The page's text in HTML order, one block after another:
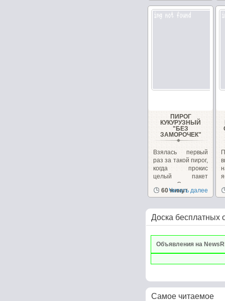
ПИРОГ
КУКУРУЗНЫЙ
"БЕЗ
ЗАМОРОЧЕК"
Взялась первый
раз за такой пирог,
когда прокис
целый пакет
молока. Стояло в...
60 минут
Читать далее
Доска бесплатных
Объявления на
Самое читаемое